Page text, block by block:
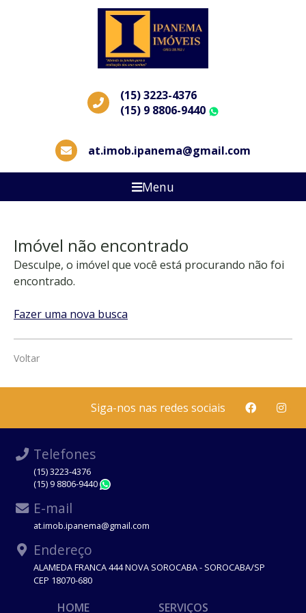
(15) 3223-4376
(15) 9 8806-9440
at.imob.ipanema@gmail.com
Menu
Imóvel não encontrado
Desculpe, o imóvel que você está procurando não foi
encontrado.
Fazer uma nova busca
Voltar
Siga-nos nas redes sociais
Telefones
(15) 3223-4376
(15) 9 8806-9440
E-mail
at.imob.ipanema@gmail.com
Endereço
ALAMEDA FRANCA 444 NOVA SOROCABA - SOROCABA/SP
CEP 18070-680
HOME SERVIÇOS